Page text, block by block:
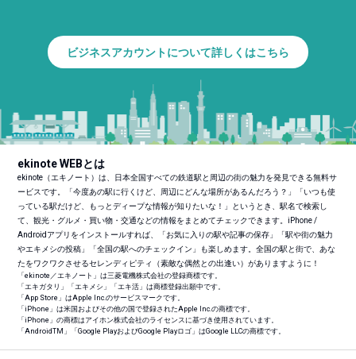
ビジネスアカウントについて詳しくはこちら
ekinote WEBとは
ekinote（エキノート）は、日本全国すべての鉄道駅と周辺の街の魅力を発見できる無料サ
ービスです。「今度あの駅に行くけど、周辺にどんな場所があるんだろう？」「いつも使
っている駅だけど、もっとディープな情報が知りたいな！」というとき、駅名で検索し
て、観光・グルメ・買い物・交通などの情報をまとめてチェックできます。iPhone /
Androidアプリをインストールすれば、「お気に入りの駅や記事の保存」「駅や街の魅力
やエキメシの投稿」「全国の駅へのチェックイン」も楽しめます。全国の駅と街で、あな
たをワクワクさせるセレンディピティ（素敵な偶然との出逢い）がありますように！
「ekinote／エキノート」は三菱電機株式会社の登録商標です。
「エキガタリ」「エキメシ」「エキ活」は商標登録出願中です。
「App Store」はApple Inc.のサービスマークです。
「iPhone」は米国およびその他の国で登録されたApple Inc.の商標です。
「iPhone」の商標はアイホン株式会社のライセンスに基づき使用されています。
「AndroidTM 」「Google PlayおよびGoogle Playロゴ」はGoogle LLCの商標です。